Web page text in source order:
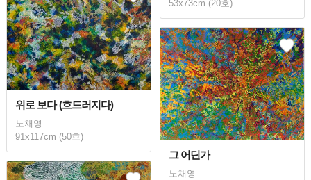
53x73cm (20호)
위로 보다 (흐드러지다)
노채영
91x117cm (50호)
그 어딘가
노채영